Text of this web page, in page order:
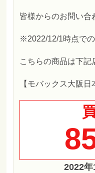
皆様からのお問い合
※2022/12/1時点での
こちらの商品は下記
【モバックス大阪日
2022年